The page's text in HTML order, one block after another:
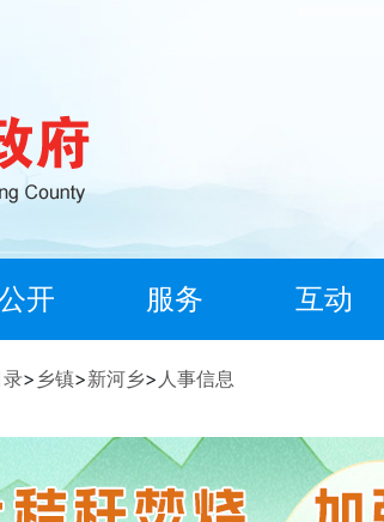
开 服务 互动
> 乡镇>新河乡> 人事信息